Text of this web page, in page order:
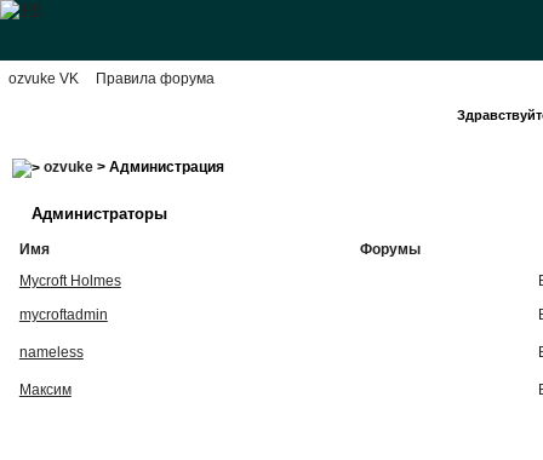
ozvuke VK Правила форума
ozvuke> Администрация
Администраторы
Имя
Форумы
Mycroft Holmes
mycroftadmin
nameless
Максим